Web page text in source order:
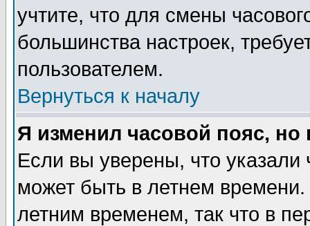
учтите, что для смены
большинства настроек,
пользователем.
Вернуться к началу
Я изменил часовой пояс,
Если вы уверены, что указали
может быть в летнем
летним временем, так что в